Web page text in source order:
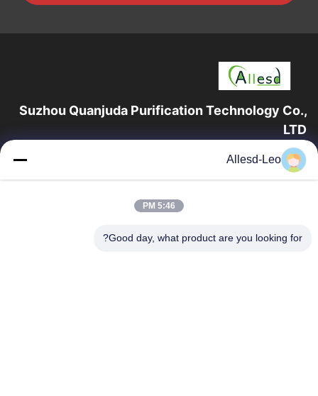
Suzhou Quanjuda Purification Technology Co.,
LTD
16 سال تجربه، به عنوان یک تولید کننده و صادر کننده پیشرو محصولات
صفحه اصلی
محصولات
Allesd-Leo
5:46 PM
Good day, what product are you looking for?